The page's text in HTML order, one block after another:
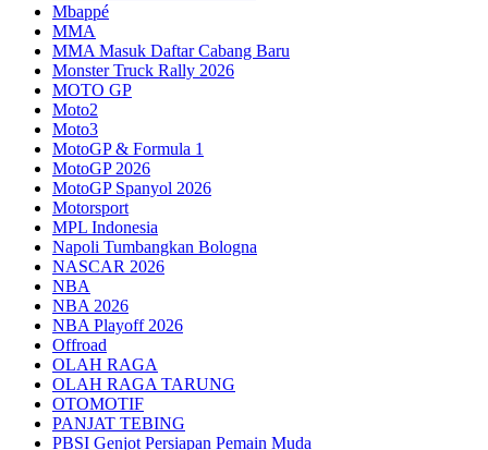
Mbappé
MMA
MMA Masuk Daftar Cabang Baru
Monster Truck Rally 2026
MOTO GP
Moto2
Moto3
MotoGP & Formula 1
MotoGP 2026
MotoGP Spanyol 2026
Motorsport
MPL Indonesia
Napoli Tumbangkan Bologna
NASCAR 2026
NBA
NBA 2026
NBA Playoff 2026
Offroad
OLAH RAGA
OLAH RAGA TARUNG
OTOMOTIF
PANJAT TEBING
PBSI Genjot Persiapan Pemain Muda